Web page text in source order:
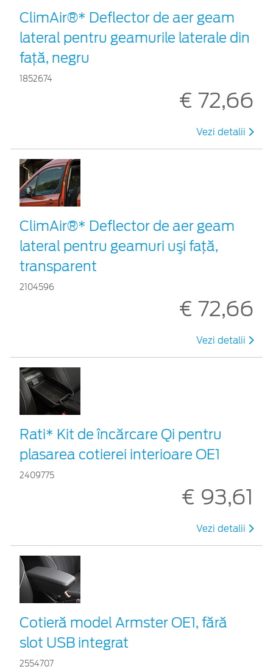
ClimAir®* Deflector de aer geam
lateral pentru geamurile laterale din
faţă, negru
1852674
€ 72,66
Vezi detalii
ClimAir®* Deflector de aer geam
lateral pentru geamuri uşi faţă,
transparent
2104596
€ 72,66
Vezi detalii
Rati* Kit de încărcare Qi pentru
plasarea cotierei interioare OE1
2409775
€ 93,61
Vezi detalii
Cotieră model Armster OE1, fără
slot USB integrat
2554707